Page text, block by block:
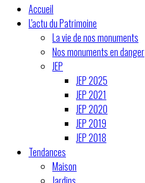
Accueil
L'actu du Patrimoine
La vie de nos monuments
Nos monuments en danger
JEP
JEP 2025
JEP 2021
JEP 2020
JEP 2019
JEP 2018
Tendances
Maison